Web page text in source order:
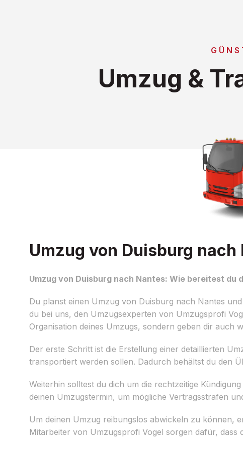
Umzug &
Umzug von Duisburg
Umzug von Duisburg nach Nantes: Wie bereitest du
Du planst einen Umzug von Duisburg nach Nantes
du bei uns, den Umzugsexperten von Umzugsprofi
Organisation deines Umzugs, sondern geben dir
Der erste Schritt ist die Erstellung einer detaillierten
transportiert werden sollen. Dadurch behältst du den
Weiterhin solltest du dich um die rechtzeitige
deinen Umzugstermin, um mögliche Vertragsstrafen
Um deinen Umzug reibungslos abwickeln zu können,
Mitarbeiter von Umzugsprofi Vogel sorgen dafür,